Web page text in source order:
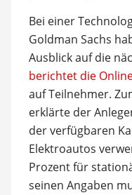
Bei einer
Goldman Sachs
Ausblick auf die
berichtet die
auf Teilnehmer.
erklärte der
der verfügbaren
Elektroautos
Prozent für
seinen Angaben